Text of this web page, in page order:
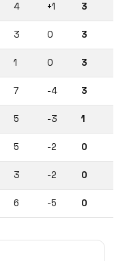
4 +1 3
3 0 3
1 0 3
7 -4 3
5 -3 1
5 -2 0
3 -2 0
6 -5 0